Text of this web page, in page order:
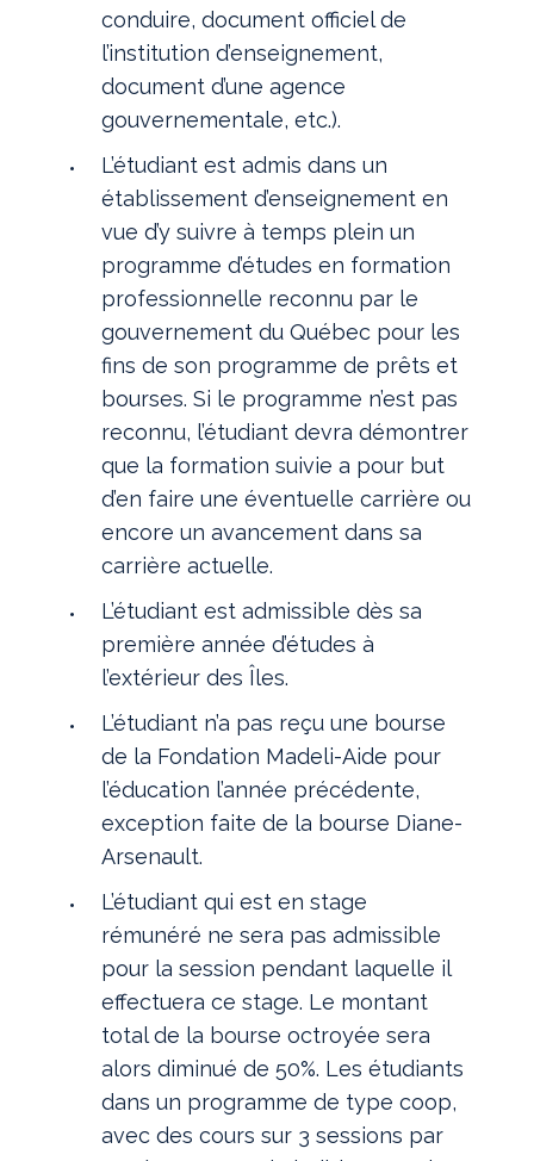
conduire, document officiel de
l’institution d’enseignement,
document d’une agence
gouvernementale, etc.).
L’étudiant est admis dans un
établissement d’enseignement en
vue d’y suivre à temps plein un
programme d’études en formation
professionnelle reconnu par le
gouvernement du Québec pour les
fins de son programme de prêts et
bourses. Si le programme n’est pas
reconnu, l’étudiant devra démontrer
que la formation suivie a pour but
d’en faire une éventuelle carrière ou
encore un avancement dans sa
carrière actuelle.
L’étudiant est admissible dès sa
première année d’études à
l’extérieur des Îles.
L’étudiant n’a pas reçu une bourse
de la Fondation Madeli-Aide pour
l’éducation l’année précédente,
exception faite de la bourse Diane-
Arsenault.
L’étudiant qui est en stage
rémunéré ne sera pas admissible
pour la session pendant laquelle il
effectuera ce stage. Le montant
total de la bourse octroyée sera
alors diminué de 50%. Les étudiants
dans un programme de type coop,
avec des cours sur 3 sessions par